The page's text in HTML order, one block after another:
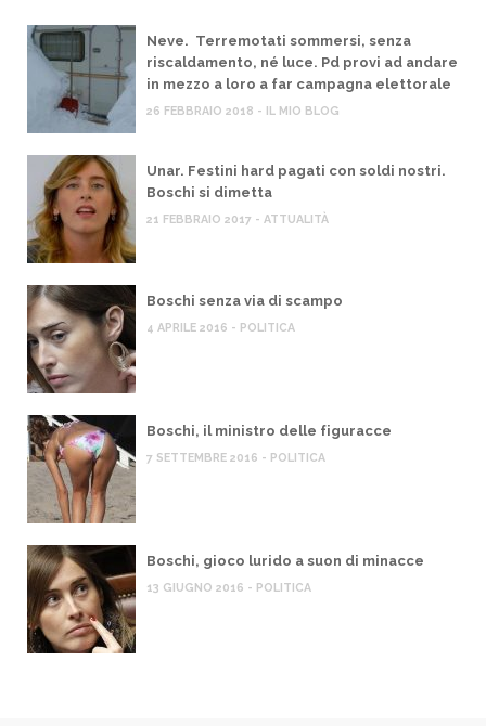
Neve. Terremotati sommersi, senza
riscaldamento, né luce. Pd provi ad andare
in mezzo a loro a far campagna elettorale
26 FEBBRAIO 2018 - IL MIO BLOG
Unar. Festini hard pagati con soldi nostri.
Boschi si dimetta
21 FEBBRAIO 2017 - ATTUALITÀ
Boschi senza via di scampo
4 APRILE 2016 - POLITICA
Boschi, il ministro delle figuracce
7 SETTEMBRE 2016 - POLITICA
Boschi, gioco lurido a suon di minacce
13 GIUGNO 2016 - POLITICA